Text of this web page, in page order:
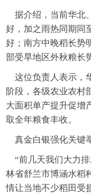
据介绍，当前华北
好，加之雨热同期同
好；南方中晚稻长势
部受旱地区外秋粮长
这位负责人表示，
阶段，各级农业农村
大面积单产提升促增
取全年粮食丰收。
真金白银强化关键
“前几天我们大力
林省舒兰市博涵水稻
情让当地不少稻田受